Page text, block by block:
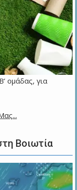
ομάδας, για
Βοιωτία